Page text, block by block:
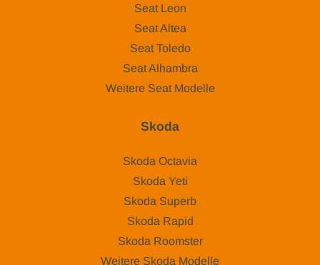
Seat Leon
Seat Altea
Seat Toledo
Seat Alhambra
Weitere Seat Modelle
Skoda
Skoda Octavia
Skoda Yeti
Skoda Superb
Skoda Rapid
Skoda Roomster
Weitere Skoda Modelle